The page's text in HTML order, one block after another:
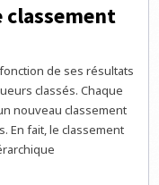
de ses résultats
classés. Chaque
nouveau classement
En fait, le classement